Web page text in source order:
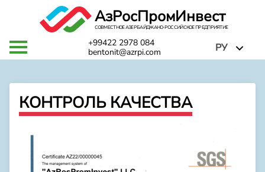
АзРосПромИнвест
СОВМЕСТНОЕ АЗЕРБАЙДЖАНО-РОССИЙСКОЕ ПРЕДПРИЯТИЕ
РУ
+99422 2978 084
bentonit@azrpi.com
КОНТРОЛЬ КАЧЕСТВА